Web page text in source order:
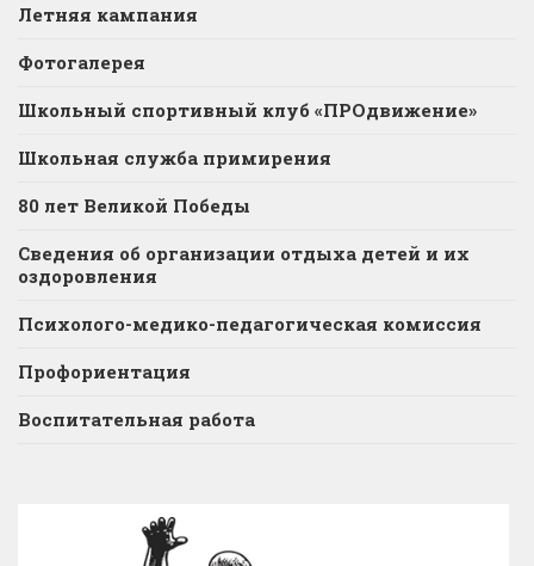
Летняя кампания
Фотогалерея
Школьный спортивный клуб «ПРОдвижение»
Школьная служба примирения
80 лет Великой Победы
Сведения об организации отдыха детей и их
оздоровления
Психолого-медико-педагогическая комиссия
Профориентация
Воспитательная работа